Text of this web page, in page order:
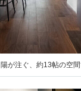
が注ぐ、約13帖の空間